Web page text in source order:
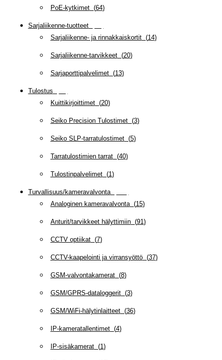
PoE-kytkimet(64)
Sarjaliikenne-tuotteet(
Sarjaliikenne- ja rinnakkaiskortit(14)
Sarjaliikenne-tarvikkeet(20)
Sarjaporttipalvelimet(13)
Tulostus
Kuittikirjoittimet(20)
Seiko Precision Tulostimet(3)
Seiko SLP-tarratulostimet(5)
Tarratulostimien tarrat(40)
Tulostinpalvelimet(1)
Turvallisuus/kameravalvonta(
Analoginen kameravalvonta(15)
Anturit/tarvikkeet hälyttimiin(91)
CCTV optiikat(7)
CCTV-kaapelointi ja virransyöttö(37)
GSM-valvontakamerat(8)
GSM/GPRS-dataloggerit(3)
GSM/WiFi-hälytinlaitteet(36)
IP-kameratallentimet(4)
IP-sisäkamerat(1)